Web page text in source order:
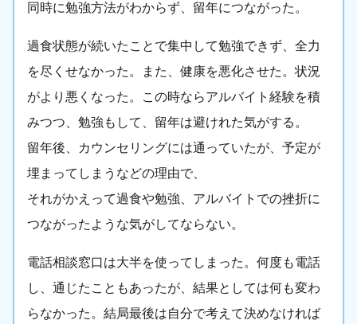
同時に勉強方法がわからず、留年につながった。
過食状態が続いたことで集中して勉強できず、全力
を尽くせなかった。また、健康を悪化させた。状況
がより悪くなった。この時ならアルバイト経験を積
みつつ、勉強もして、留年は避けれた気がする。
留年後、カウンセリングには通っていたが、予定が
埋まってしまうなどの理由で、
それがかえって過食や勉強、アルバイトでの挫折に
つながったような気がしてならない。
電話相談窓口は大半を使ってしまった。何度も電話
し、通じたこともあったが、結果としては何も変わ
らなかった。結局最後は自分で考えて決めなければ